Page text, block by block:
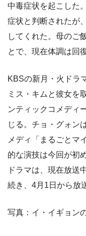
中毒症状を起こした
症状と判断されたが
してくれた。母のご
とで、現在体調は回
KBSの新月・火ドラ
ミス・キムと彼女を
ンティックコメディ
じる。チョ・グォン
メディ「まるごとマ
的な演技は今回が初
ドラマは、現在放送
続き、4月1日から放
写真：イ・イギョン